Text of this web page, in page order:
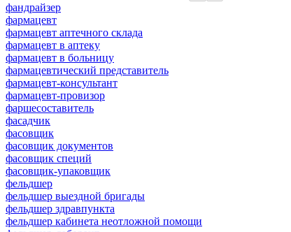
фандрайзер
фармацевт
фармацевт аптечного склада
фармацевт в аптеку
фармацевт в больницу
фармацевтический представитель
фармацевт-консультант
фармацевт-провизор
фаршесоставитель
фасадчик
фасовщик
фасовщик документов
фасовщик специй
фасовщик-упаковщик
фельдшер
фельдшер выездной бригады
фельдшер здравпункта
фельдшер кабинета неотложной помощи